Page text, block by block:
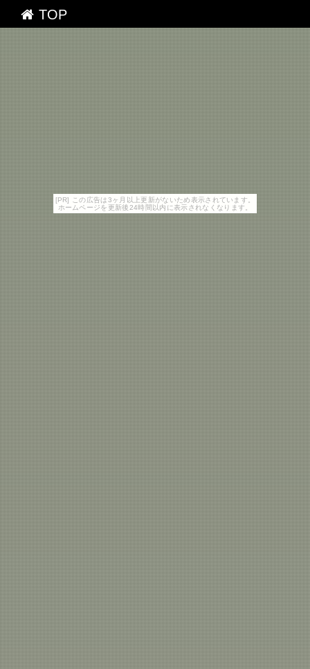
[PR] この広告は3ヶ月以上更新がないため表示されています。
ホームページを更新後24時間以内に表示されなくなります。
TOP